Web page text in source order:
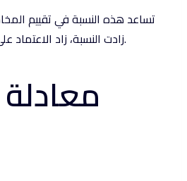
تساعد هذه النسبة في تقييم
زادت النسبة، زاد الاعتماد على الديون وزادت المخاطر.